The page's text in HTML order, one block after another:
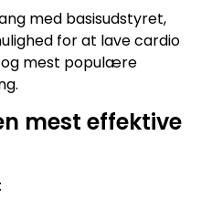
med basisudstyret,
for at lave cardio
og mest populære
mest effektive